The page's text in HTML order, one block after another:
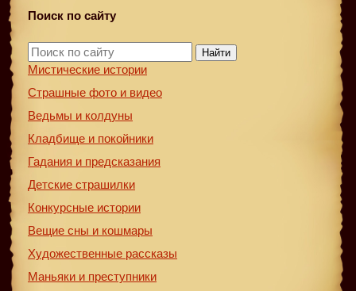
Поиск по сайту
Найти
Мистические истории
Страшные фото и видео
Ведьмы и колдуны
Кладбище и покойники
Гадания и предсказания
Детские страшилки
Конкурсные истории
Вещие сны и кошмары
Художественные рассказы
Маньяки и преступники